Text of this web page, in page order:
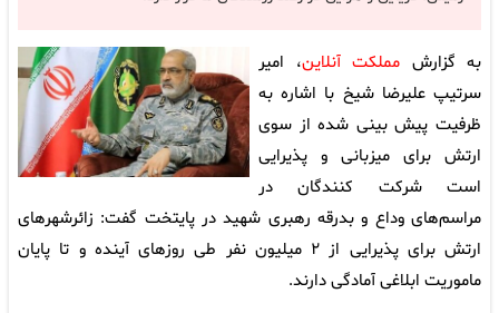
به گزارش مملکت آنلاین، امیر
سرتیپ علیرضا شیخ با اشاره به
ظرفیت پیش بینی شده از سوی
ارتش برای میزبانی و پذیرایی
است شرکت کنندگان در
مراسم‌های وداع و بدرقه رهبری شهید در پایتخت گفت: زائرشهرهای
ارتش برای پذیرایی از ۲ میلیون نفر طی روزهای آینده و تا پایان
ماموریت ابلاغی آمادگی دارند.